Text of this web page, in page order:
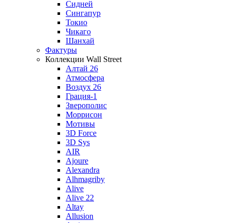
Сидней
Сингапур
Токио
Чикаго
Шанхай
Фактуры
Коллекции Wall Street
Алтай 26
Атмосфера
Воздух 26
Грация-1
Зверополис
Моррисон
Мотивы
3D Force
3D Sys
AIR
Ajoure
Alexandra
Alhmagriby
Alive
Alive 22
Altay
Allusion